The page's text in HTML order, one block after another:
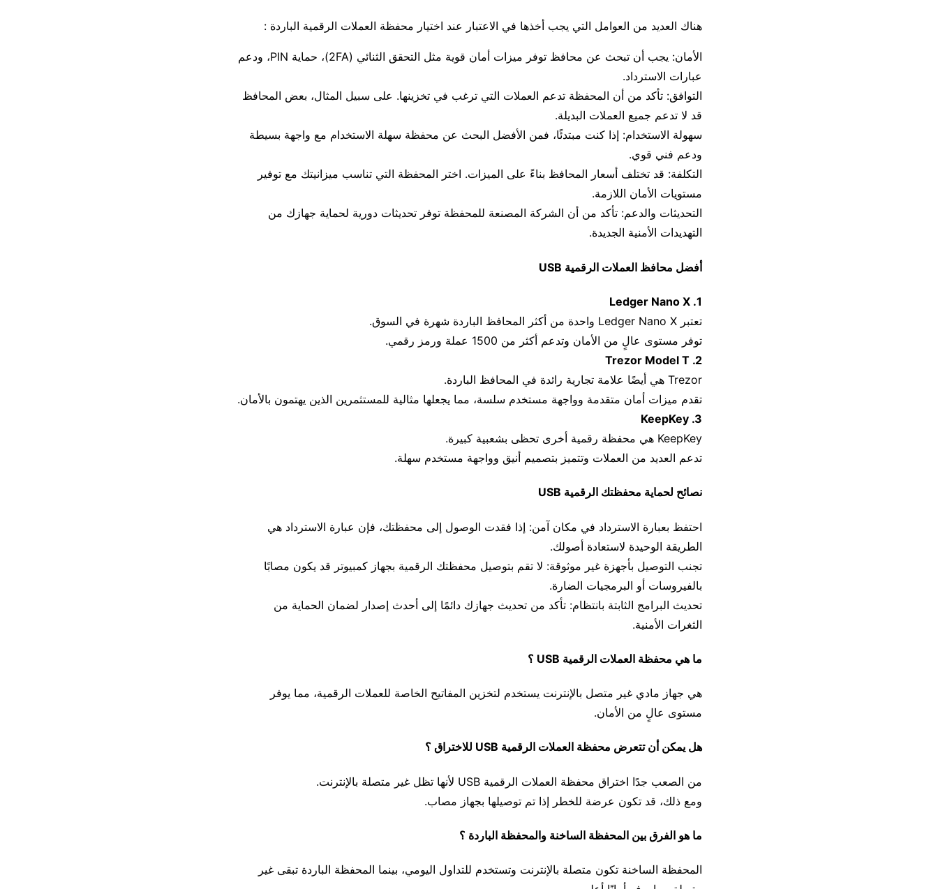
هناك العديد من العوامل التي يجب أخذها في الاعتبار عند اختيار محفظة العملات الرقمية الباردة :
الأمان: يجب أن تبحث عن محافظ توفر ميزات أمان قوية مثل التحقق الثنائي (2FA)، حماية PIN، ودعم
عبارات الاسترداد.
التوافق: تأكد من أن المحفظة تدعم العملات التي ترغب في تخزينها. على سبيل المثال، بعض المحافظ
قد لا تدعم جميع العملات البديلة.
سهولة الاستخدام: إذا كنت مبتدئًا، فمن الأفضل البحث عن محفظة سهلة الاستخدام مع واجهة بسيطة
ودعم فني قوي.
التكلفة: قد تختلف أسعار المحافظ بناءً على الميزات. اختر المحفظة التي تناسب ميزانيتك مع توفير
مستويات الأمان اللازمة.
التحديثات والدعم: تأكد من أن الشركة المصنعة للمحفظة توفر تحديثات دورية لحماية جهازك من
التهديدات الأمنية الجديدة.
أفضل محافظ العملات الرقمية USB
1. Ledger Nano X
تعتبر Ledger Nano X واحدة من أكثر المحافظ الباردة شهرة في السوق.
توفر مستوى عالٍ من الأمان وتدعم أكثر من 1500 عملة ورمز رقمي.
2. Trezor Model T
Trezor هي أيضًا علامة تجارية رائدة في المحافظ الباردة.
تقدم ميزات أمان متقدمة وواجهة مستخدم سلسة، مما يجعلها مثالية للمستثمرين الذين يهتمون بالأمان.
3. KeepKey
KeepKey هي محفظة رقمية أخرى تحظى بشعبية كبيرة.
تدعم العديد من العملات وتتميز بتصميم أنيق وواجهة مستخدم سهلة.
نصائح لحماية محفظتك الرقمية USB
احتفظ بعبارة الاسترداد في مكان آمن: إذا فقدت الوصول إلى محفظتك، فإن عبارة الاسترداد هي
الطريقة الوحيدة لاستعادة أصولك.
تجنب التوصيل بأجهزة غير موثوقة: لا تقم بتوصيل محفظتك الرقمية بجهاز كمبيوتر قد يكون مصابًا
بالفيروسات أو البرمجيات الضارة.
تحديث البرامج الثابتة بانتظام: تأكد من تحديث جهازك دائمًا إلى أحدث إصدار لضمان الحماية من
الثغرات الأمنية.
ما هي محفظة العملات الرقمية USB ؟
هي جهاز مادي غير متصل بالإنترنت يستخدم لتخزين المفاتيح الخاصة للعملات الرقمية، مما يوفر
مستوى عالٍ من الأمان.
هل يمكن أن تتعرض محفظة العملات الرقمية USB للاختراق ؟
من الصعب جدًا اختراق محفظة العملات الرقمية USB لأنها تظل غير متصلة بالإنترنت.
ومع ذلك، قد تكون عرضة للخطر إذا تم توصيلها بجهاز مصاب.
ما هو الفرق بين المحفظة الساخنة والمحفظة الباردة ؟
المحفظة الساخنة تكون متصلة بالإنترنت وتستخدم للتداول اليومي، بينما المحفظة الباردة تبقى غير